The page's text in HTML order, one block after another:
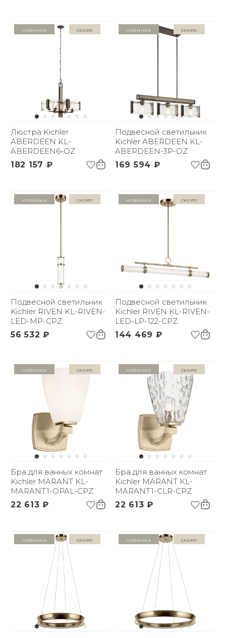
Новинка Скоро
Люстра Kichler
ABERDEEN KL-
ABERDEEN6-OZ
182 157 ₽
Новинка Скоро
Подвесной светильник
Kichler ABERDEEN KL-
ABERDEEN-3P-OZ
169 594 ₽
Новинка Скоро
Подвесной светильник
Kichler RIVEN KL-RIVEN-
LED-MP-CPZ
56 532 ₽
Новинка Скоро
Подвесной светильник
Kichler RIVEN KL-RIVEN-
LED-LP-122-CPZ
144 469 ₽
Новинка Скоро
Бра для ванных комнат
Kichler MARANT KL-
MARANT1-OPAL-CPZ
22 613 ₽
Новинка Скоро
Бра для ванных комнат
Kichler MARANT KL-
MARANT1-CLR-CPZ
22 613 ₽
Новинка Скоро Новинка Скоро